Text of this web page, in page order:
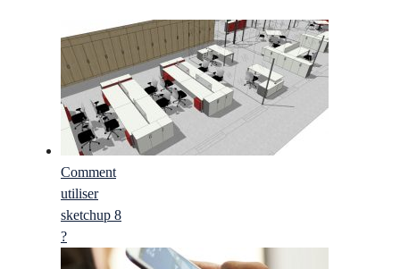
Comment
utiliser
sketchup 8
?